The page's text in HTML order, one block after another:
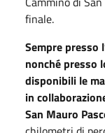
finale.
Sempre presso
nonché presso
disponibili le
in
San Mauro